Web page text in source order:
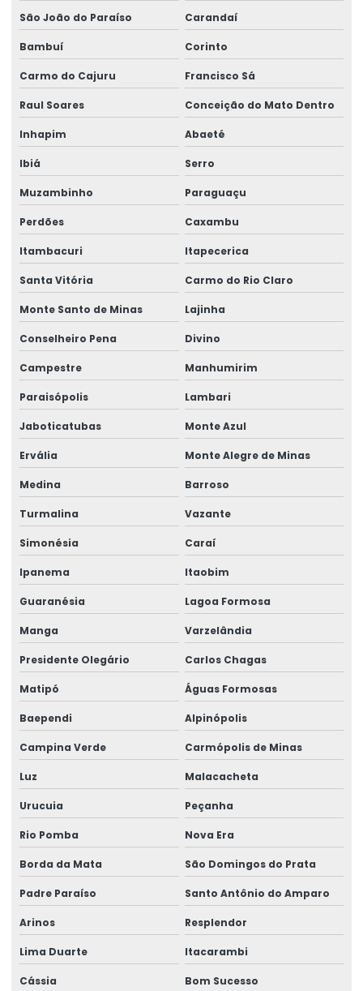
São João do Paraíso Carandaí
Bambuí Corinto
Carmo do Cajuru Francisco Sá
Raul Soares Conceição do Mato Dentro
Inhapim Abaeté
Ibiá Serro
Muzambinho Paraguaçu
Perdões Caxambu
Itambacuri Itapecerica
Santa Vitória Carmo do Rio Claro
Monte Santo de Minas Lajinha
Conselheiro Pena Divino
Campestre Manhumirim
Paraisópolis Lambari
Jaboticatubas Monte Azul
Ervália Monte Alegre de Minas
Medina Barroso
Turmalina Vazante
Simonésia Caraí
Ipanema Itaobim
Guaranésia Lagoa Formosa
Manga Varzelândia
Presidente Olegário Carlos Chagas
Matipó Águas Formosas
Baependi Alpinópolis
Campina Verde Carmópolis de Minas
Luz Malacacheta
Urucuia Peçanha
Rio Pomba Nova Era
Borda da Mata São Domingos do Prata
Padre Paraíso Santo Antônio do Amparo
Arinos Resplendor
Lima Duarte Itacarambi
Cássia Bom Sucesso